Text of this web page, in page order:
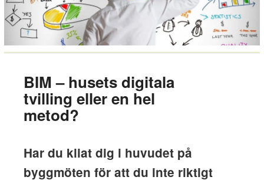
BIM – husets digitala
tvilling eller en hel
metod?
Har du kliat dig i huvudet på
byggmöten för att du inte riktigt